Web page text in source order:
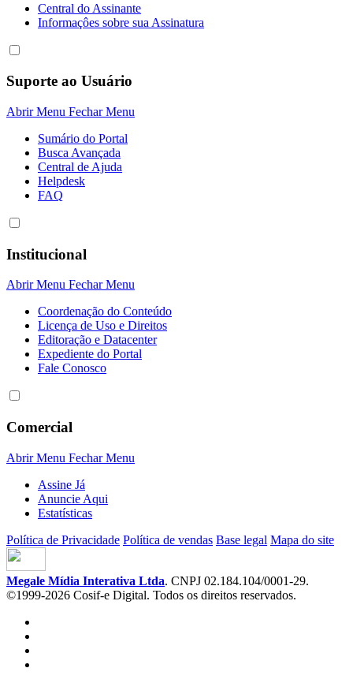
Central do Assinante
Informaçôes sobre sua Assinatura
Suporte ao Usuário
Abrir Menu Fechar Menu
Sumário do Portal
Busca Avançada
Central de Ajuda
Helpdesk
FAQ
Institucional
Abrir Menu Fechar Menu
Coordenação do Conteúdo
Licença de Uso e Direitos
Editoração e Datacenter
Expediente do Portal
Fale Conosco
Comercial
Abrir Menu Fechar Menu
Assine Já
Anuncie Aqui
Estatísticas
Política de Privacidade Política de vendas Base legal Mapa do site
Megale Mídia Interativa Ltda. CNPJ 02.184.104/0001-29.
©1999-2026 Cosif-e Digital. Todos os direitos reservados.